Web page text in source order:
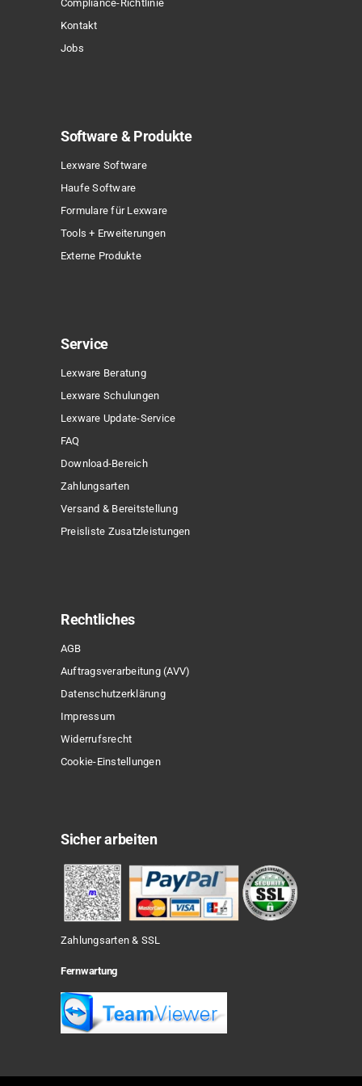
Compliance-Richtlinie
Kontakt
Jobs
Software & Produkte
Lexware Software
Haufe Software
Formulare für Lexware
Tools + Erweiterungen
Externe Produkte
Service
Lexware Beratung
Lexware Schulungen
Lexware Update-Service
FAQ
Download-Bereich
Zahlungsarten
Versand & Bereitstellung
Preisliste Zusatzleistungen
Rechtliches
AGB
Auftragsverarbeitung (AVV)
Datenschutzerklärung
Impressum
Widerrufsrecht
Cookie-Einstellungen
Sicher arbeiten
Zahlungsarten & SSL
Fernwartung